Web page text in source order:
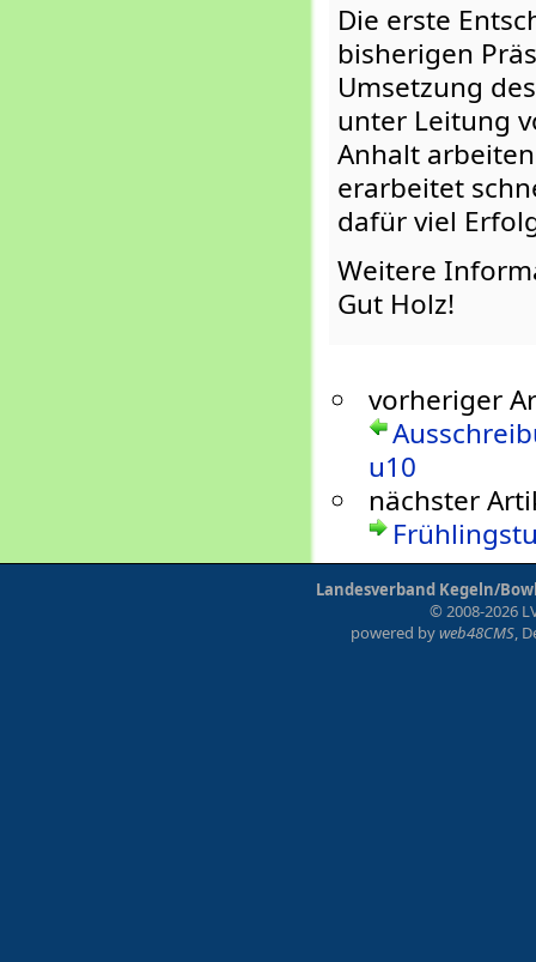
Die erste
bisherigen
Umsetzung
unter Leitung
Anhalt
erarbeitet
dafür viel
Weitere
Gut Holz!
vorheriger
u10
nächster
Landesverband Kegeln/
© 2008-2026
powered byweb48CMS ,